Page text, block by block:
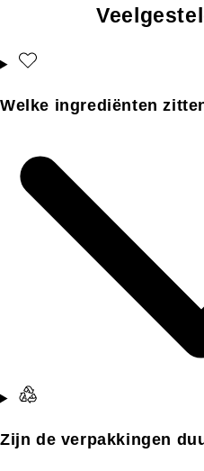
Welke ingrediënten
Zijn de verpakkingen